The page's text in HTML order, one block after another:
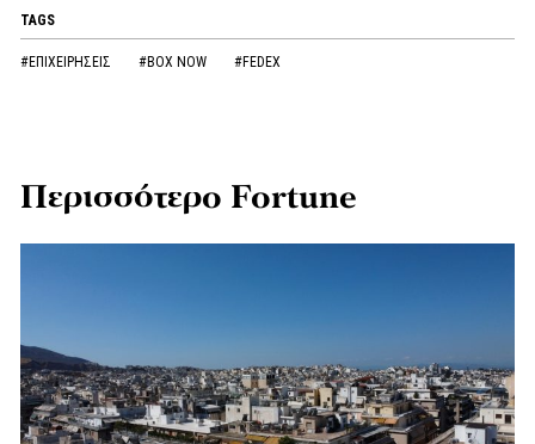
TAGS
#ΕΠΙΧΕΙΡΗΣΕΙΣ #BOX NOW #FEDEX
Περισσότερο Fortune